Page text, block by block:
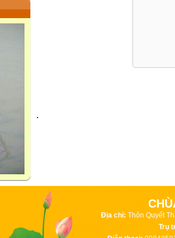
.
Địa chỉ: Thôn Quyết
Trụ